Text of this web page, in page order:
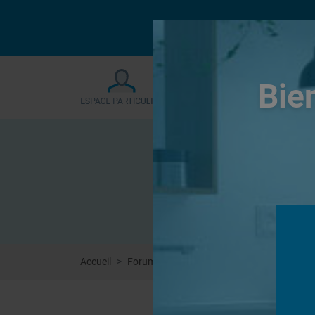
Le forum sera
Accueil Forums refaire